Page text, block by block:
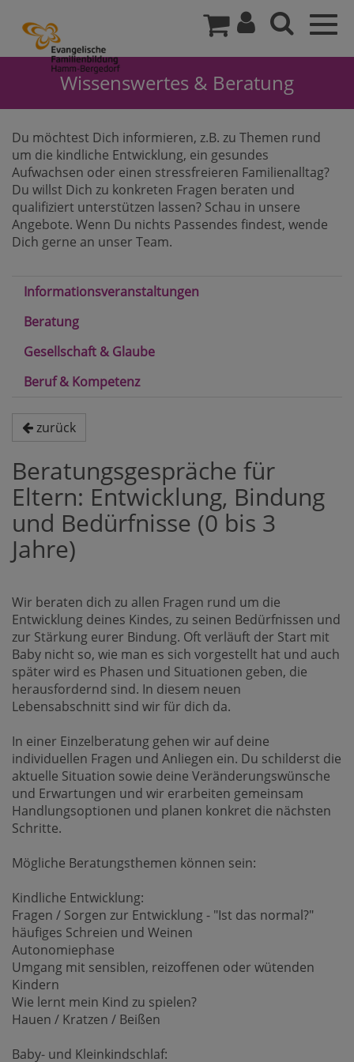
Wissenswertes & Beratung
Du möchtest Dich informieren, z.B. zu Themen rund
um die kindliche Entwicklung, ein gesundes
Aufwachsen oder einen stressfreieren Familienalltag?
Du willst Dich zu konkreten Fragen beraten und
qualifiziert unterstützen lassen? Schau in unsere
Angebote. Wenn Du nichts Passendes findest, wende
Dich gerne an unser Team.
Informationsveranstaltungen
Beratung
Gesellschaft & Glaube
Beruf & Kompetenz
zurück
Beratungsgespräche für
Eltern: Entwicklung, Bindung
und Bedürfnisse (0 bis 3
Jahre)
Wir beraten dich zu allen Fragen rund um die
Entwicklung deines Kindes, zu seinen Bedürfnissen und
zur Stärkung eurer Bindung. Oft verläuft der Start mit
Baby nicht so, wie man es sich vorgestellt hat und auch
später wird es Phasen und Situationen geben, die
herausfordernd sind. In diesem neuen
Lebensabschnitt sind wir für dich da.
In einer Einzelberatung gehen wir auf deine
individuellen Fragen und Anliegen ein. Du schilderst die
aktuelle Situation sowie deine Veränderungswünsche
und Erwartungen und wir erarbeiten gemeinsam
Handlungsoptionen und planen konkret die nächsten
Schritte.
Mögliche Beratungsthemen können sein:
Kindliche Entwicklung:
Fragen / Sorgen zur Entwicklung - "Ist das normal?"
häufiges Schreien und Weinen
Autonomiephase
Umgang mit sensiblen, reizoffenen oder wütenden
Kindern
Wie lernt mein Kind zu spielen?
Hauen / Kratzen / Beißen
Baby- und Kleinkindschlaf: